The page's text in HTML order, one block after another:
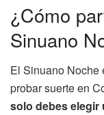
¿Cómo
Sinuano
El Sinuano Noche
probar suerte en
solo debes elegir